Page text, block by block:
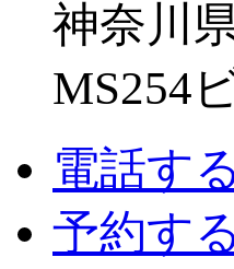
神奈川
MS254
電話す
予約す